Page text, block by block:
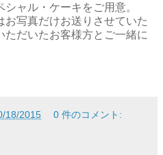
ャル・ケーキをご用意。
写真だけお送りさせていた
だいたお客様方とご一緒に
18/2015 0 件のコメント: